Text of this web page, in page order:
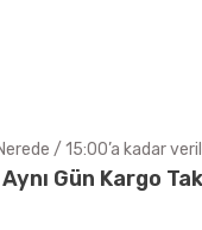
/ 15:00’a kadar
Aynı Gün Kargo